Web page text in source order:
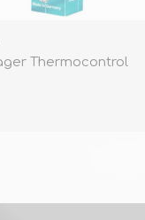
Thermocontrol